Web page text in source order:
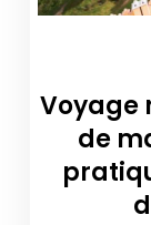
Voyage
de